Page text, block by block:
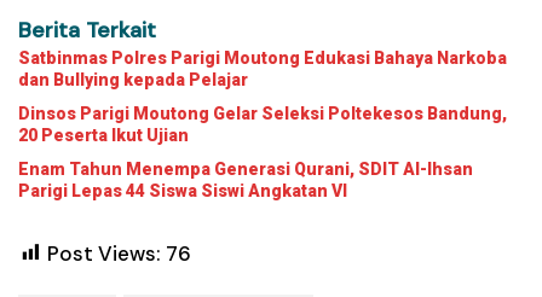
Berita Terkait
Satbinmas Polres Parigi Moutong Edukasi Bahaya Narkoba
dan Bullying kepada Pelajar
Dinsos Parigi Moutong Gelar Seleksi Poltekesos Bandung,
20 Peserta Ikut Ujian
Enam Tahun Menempa Generasi Qurani, SDIT Al-Ihsan
Parigi Lepas 44 Siswa Siswi Angkatan VI
Post Views: 76